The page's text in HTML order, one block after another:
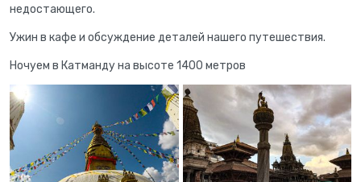
недостающего.
Ужин в кафе и обсуждение деталей нашего путешествия.
Ночуем в Катманду на высоте 1400 метров